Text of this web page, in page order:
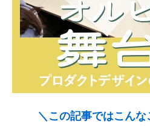
＼この記事ではこん